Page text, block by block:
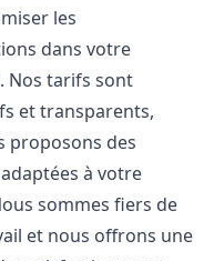
les
dans votre
Nos tarifs sont
et transparents,
proposons des
à votre
sommes fiers de
et nous offrons une